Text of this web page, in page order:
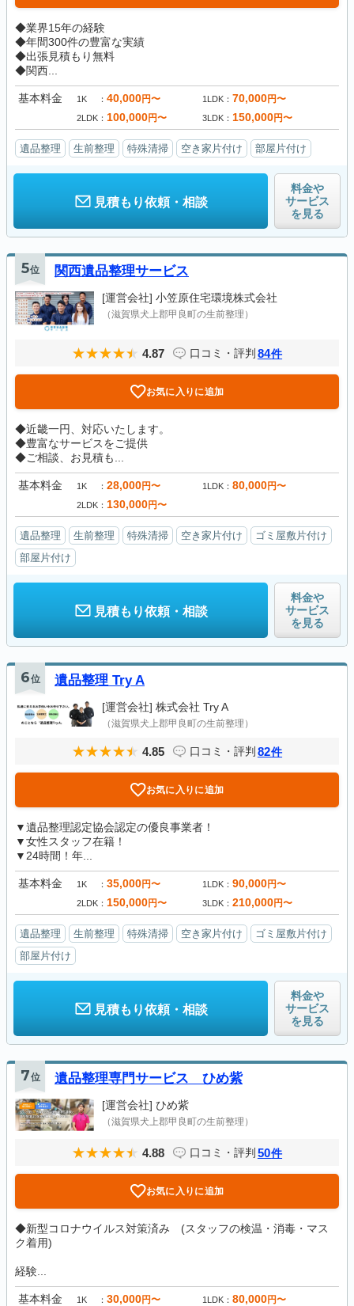
◆業界15年の経験
◆年間300件の豊富な実績
◆出張見積もり無料
◆関西...
基本料金 1K 40,000円〜 1LDK 70,000円〜
2LDK 100,000円〜 3LDK 150,000円〜
遺品整理 生前整理 特殊清掃 空き家片付け 部屋片付け
見積もり依頼・相談
料金や
サービス
を見る
5位 関西遺品整理サービス
[運営会社] 小笠原住宅環境株式会社
（滋賀県犬上郡甲良町の生前整理）
4.87 口コミ・評判 84件
お気に入りに追加
◆近畿一円、対応いたします。
◆豊富なサービスをご提供
◆ご相談、お見積も...
基本料金 1K 28,000円〜 1LDK 80,000円〜
2LDK 130,000円〜
遺品整理 生前整理 特殊清掃 空き家片付け
ゴミ屋敷片付け
部屋片付け
見積もり依頼・相談
料金や
サービス
を見る
6位 遺品整理 Try A
[運営会社] 株式会社 Try A
（滋賀県犬上郡甲良町の生前整理）
4.85 口コミ・評判 82件
お気に入りに追加
▼遺品整理認定協会認定の優良事業者！
▼女性スタッフ在籍！
▼24時間！年...
基本料金 1K 35,000円〜 1LDK 90,000円〜
2LDK 150,000円〜 3LDK 210,000円〜
遺品整理 生前整理 特殊清掃 空き家片付け
ゴミ屋敷片付け
部屋片付け
見積もり依頼・相談
料金や
サービス
を見る
7位 遺品整理専門サービス ひめ紫
[運営会社] ひめ紫
（滋賀県犬上郡甲良町の生前整理）
4.88 口コミ・評判 50件
お気に入りに追加
◆新型コロナウイルス対策済み (スタッフの検温・消毒・マス
ク着用)
経験...
基本料金 1K 30,000円〜 1LDK 80,000円〜